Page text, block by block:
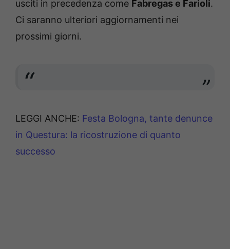
usciti in precedenza come Fabregas e Farioli.
Ci saranno ulteriori aggiornamenti nei
prossimi giorni.
LEGGI ANCHE: Festa Bologna, tante denunce
in Questura: la ricostruzione di quanto
successo